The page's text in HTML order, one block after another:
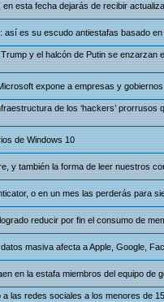
esta fecha dejarás de recibir
así es su escudo antiestafas basado en
Trump y el halcón de Putin se enzarzan
expone a empresas y
de los ‘hackers’ prorrusos
de Windows 10
y también la forma de leer nuestros
o en un mes las perderás para
reducir por fin el consumo de
masiva afecta a Apple, Google,
en la estafa miembros del equipo de
las redes sociales a los menores de